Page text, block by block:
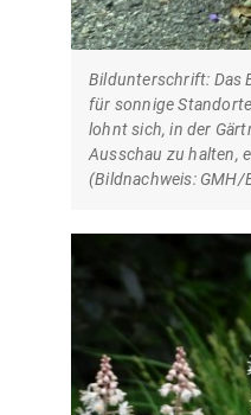
Bildunterschrift: Das
für sonnige
lohnt sich, in der
Ausschau zu halten,
(Bildnachweis: GMH/